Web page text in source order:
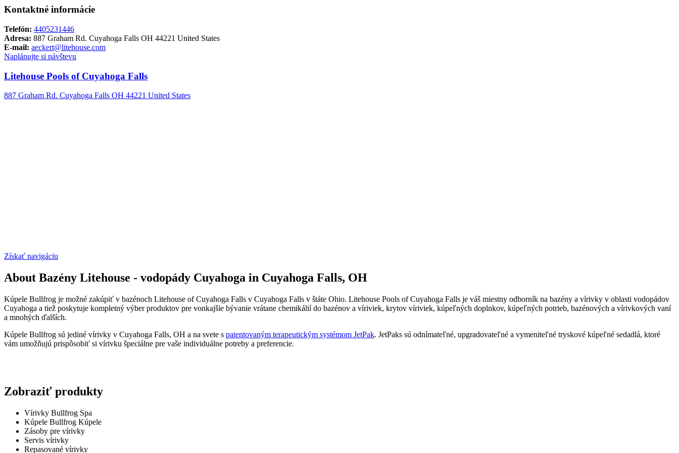
Kontaktné informácie
Telefón: 4405231446
Adresa: 887 Graham Rd. Cuyahoga Falls OH 44221 United States
E-mail: aeckert@litehouse.com
Naplánujte si návštevu
Litehouse Pools of Cuyahoga Falls
887 Graham Rd. Cuyahoga Falls OH 44221 United States
Získať navigáciu
About Bazény Litehouse - vodopády Cuyahoga in Cuyahoga Falls, OH
Kúpele Bullfrog je možné zakúpiť v bazénoch Litehouse of Cuyahoga Falls v Cuyahoga Falls v štáte Ohio. Litehouse Pools of Cuyahoga Falls je váš miestny odborník na bazény a vírivky v oblasti vodopádov
Cuyahoga a tiež poskytuje kompletný výber produktov pre vonkajšie bývanie vrátane chemikálií do bazénov a víriviek, krytov víriviek, kúpeľných doplnkov, kúpeľných potrieb, bazénových a vírivkových vaní
a mnohých ďalších.
Kúpele Bullfrog sú jediné vírivky v Cuyahoga Falls, OH a na svete s patentovaným terapeutickým systémom JetPak. JetPaks sú odnímateľné, upgradovateľné a vymeniteľné tryskové kúpeľné sedadlá, ktoré
vám umožňujú prispôsobiť si vírivku špeciálne pre vaše individuálne potreby a preferencie.
Zobraziť produkty
Vírivky Bullfrog Spa
Kúpele Bullfrog Kúpele
Zásoby pre vírivky
Servis vírivky
Repasované vírivky